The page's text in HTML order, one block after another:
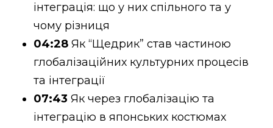
інтеграція: що у них спільного та у
чому різниця
04:28 Як “Щедрик” став частиною
глобалізаційних культурних процесів
та інтеграції
07:43 Як через глобалізацію та
інтеграцію в японських костюмах